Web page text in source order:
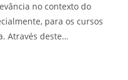
no contexto do
para os cursos
Através deste…